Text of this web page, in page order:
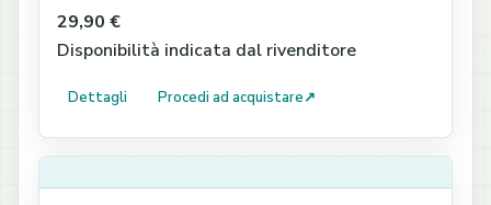
29,90 €
Disponibilità indicata dal rivenditore
Dettagli Procedi ad acquistare↗